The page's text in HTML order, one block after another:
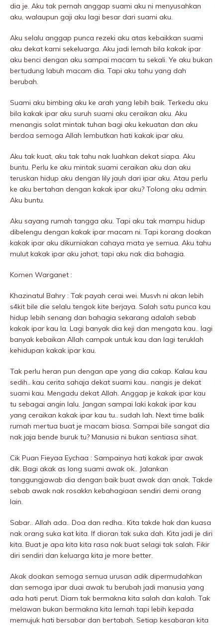
dia je. Aku tak pernah anggap suami aku ni menyusahkan
aku, walaupun gaji aku lagi besar dari suami aku.
Aku selalu anggap punca rezeki aku atas kebaikkan suami
aku dekat kami sekeluarga. Aku jadi lemah bila kakak ipar
aku benci dengan aku sampai macam tu sekali. Ye aku bukan
bertudung labuh macam dia. Tapi aku tahu yang dah
berubah.
Suami aku bimbing aku ke arah yang lebih baik. Terkedu aku
bila kakak ipar aku suruh suami aku ceraikan aku. Aku
menangis solat mintak tuhan bagi aku kekuatan dan aku
berdoa semoga Allah lembutkan hati kakak ipar aku.
Aku tak kuat, aku tak tahu nak luahkan dekat siapa. Aku
buntu. Perlu ke aku mintak suami ceraikan aku dan aku
teruskan hidup aku dengan lily jauh dari ipar aku. Atau perlu
ke aku bertahan dengan kakak ipar aku? Tolong aku admin.
Aku buntu.
Aku sayang rumah tangga aku. Tapi aku tak mampu hidup
dibelengu dengan kakak ipar macam ni. Tapi korang doakan
kakak ipar aku dikurniakan cahaya mata ye semua. Aku tahu
mulut kakak ipar aku jahat, tapi aku nak dia bahagia.
Komen Warganet :
Khazinatul Bahry : Tak payah cerai wei. Musvh ni akan lebih
s4kit bile die selalu tengok kite berjaya. Salah satu punca kau
hidup lebih senang dan bahagia sekarang adalah sebab
kakak ipar kau la. Lagi banyak dia keji dan mengata kau.. lagi
banyak kebaikan Allah campak untuk kau dan lagi teruklah
kehidupan kakak ipar kau.
Tak perlu heran pun dengan ape yang dia cakap. Kalau kau
sedih.. kau cerita sahaja dekat suami kau.. nangis je dekat
suami kau. Mengadu dekat Allah. Anggap je kakak ipar kau
tu sebagai angin lalu. Jangan sampai laki kakak ipar kau
yang ceraikan kakak ipar kau tu.. sudah lah. Next time balik
rumah mertua buat je macam biasa. Sampai bile sangat dia
nak jaja bende buruk tu? Manusia ni bukan sentiasa sihat.
Cik Puan Fieyaa Eychaa : Sampainya hati kakak ipar awak
dik. Bagi akak as long suami awak ok.. Jalankan
tanggungjawab dia dengan baik buat awak dan anak. Takde
sebab awak nak rosakkn kebahagiaan sendiri demi orang
lain.
Sabar.. Allah ada.. Doa dan redha.. Kita takde hak dan kuasa
nak orang suka kat kita. If dioran tak suka dah. Kita jadi je diri
kita. Buat je apa kita kita rasa nak buat selagi tak salah. Fikir
diri sendiri dan keluarga kita je more better.
Akak doakan semoga semua urusan adik dipermudahkan
dan semoga ipar duai awak tu berubah jadi manusia yang
ada hati perut. Diam tak bermakna kita salah dan kalah. Tak
meIawan bukan bermakna kita lemah tapi lebih kepada
memujuk hati bersabar dan bertabah. Setiap kesabaran kita